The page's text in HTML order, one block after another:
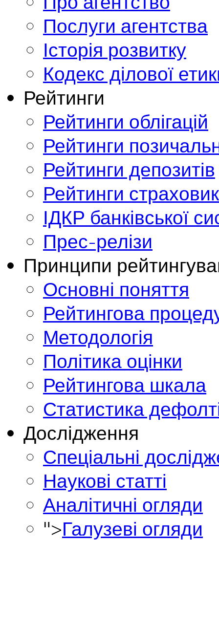
Послуги агентства
Історія розвитку
Кодекс ділової
Рейтинги
Рейтинги облігацій
Рейтинги
Рейтинги депозитів
Рейтинги
ІДКР банківської
Прес-релізи
Принципи
Основні поняття
Рейтингова
Методологія
Політика оцінки
Рейтингова шкала
Статистика
Дослідження
Спеціальні
Наукові статті
Аналітичні огляди
">Галузеві огляди